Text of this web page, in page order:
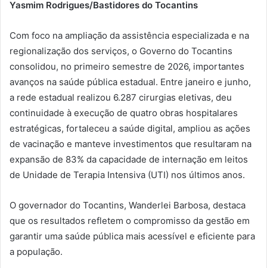
Yasmim Rodrigues/Bastidores do Tocantins
Com foco na ampliação da assistência especializada e na
regionalização dos serviços, o Governo do Tocantins
consolidou, no primeiro semestre de 2026, importantes
avanços na saúde pública estadual. Entre janeiro e junho,
a rede estadual realizou 6.287 cirurgias eletivas, deu
continuidade à execução de quatro obras hospitalares
estratégicas, fortaleceu a saúde digital, ampliou as ações
de vacinação e manteve investimentos que resultaram na
expansão de 83% da capacidade de internação em leitos
de Unidade de Terapia Intensiva (UTI) nos últimos anos.
O governador do Tocantins, Wanderlei Barbosa, destaca
que os resultados refletem o compromisso da gestão em
garantir uma saúde pública mais acessível e eficiente para
a população.